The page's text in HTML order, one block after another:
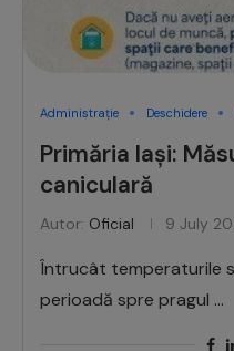
Administrație Deschidere
Primăria Iași:
caniculară
Autor: Oficial 9 July
Întrucât temperaturile
perioadă spre pragul …